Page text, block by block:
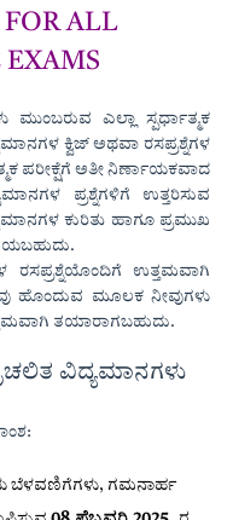
FOR ALL
ಎಲ್ಲಾ ಸ್ಪರ್ಧಾತ್ಮಕ
ಕ್ವಿಜ್ ಅಥವಾ ರಸಪ್ರಶ್ನೆಗಳ
ಪರೀಕ್ಷೆಗೆ ಅತೀ ನಿರ್ಣಾಯಕವಾದ
ಪ್ರಶ್ನೆಗಳಿಗೆ ಉತ್ತರಿಸುವ
ಕುರಿತು ಹಾಗೂ ಪ್ರಮುಖ
ಉತ್ತಮವಾಗಿ
ಹೊಂದುವ ಮೂಲಕ ನೀವುಗಳು
ತಯಾರಾಗಬಹುದು.
ವಿದ್ಯಮಾನಗಳು
ಬೆಳವಣಿಗೆಗಳು, ಗಮನಾರ್ಹ